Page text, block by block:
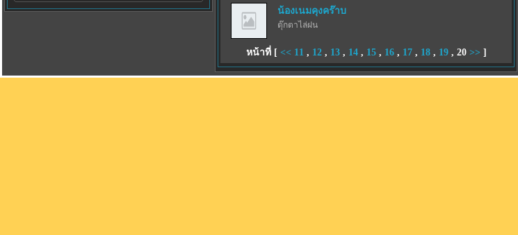
น้องเนมคุงคร๊าบ
ตุ๊กตาไล่ฝน
หน้าที่ [ << 11 , 12, 13, 14, 15, 16, 17, 18, 19, 20 >> ]